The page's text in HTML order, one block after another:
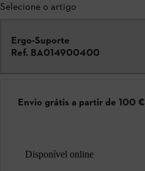
Selecione o artigo
Ergo-Suporte
Ref. BA014900400
Envio grátis a partir de 100 €
Disponível online